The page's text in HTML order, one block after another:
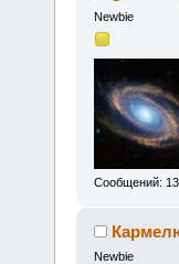
Newbie
Сообщений: 13
Newbie